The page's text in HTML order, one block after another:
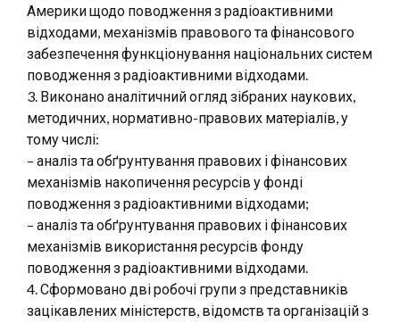
Америки щодо поводження з радіоактивними
відходами, механізмів правового та фінансового
забезпечення функціонування національних систем
поводження з радіоактивними відходами.
3. Виконано аналітичний огляд зібраних наукових,
методичних, нормативно-правових матеріалів, у
тому числі:
– аналіз та обґрунтування правових і фінансових
механізмів накопичення ресурсів у фонді
поводження з радіоактивними відходами;
– аналіз та обґрунтування правових і фінансових
механізмів використання ресурсів фонду
поводження з радіоактивними відходами.
4. Сформовано дві робочі групи з представників
зацікавлених міністерств, відомств та організацій з